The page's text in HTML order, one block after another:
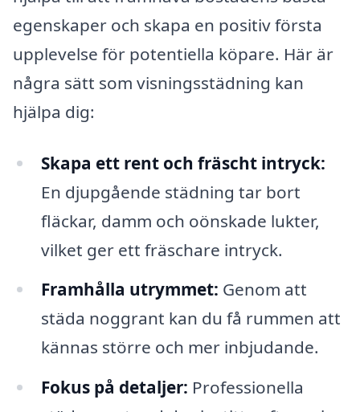
egenskaper och skapa en positiv första
upplevelse för potentiella köpare. Här är
några sätt som visningsstädning kan
hjälpa dig:
Skapa ett rent och fräscht intryck:
En djupgående städning tar bort
fläckar, damm och oönskade lukter,
vilket ger ett fräschare intryck.
Framhålla utrymmet: Genom att
städa noggrant kan du få rummen att
kännas större och mer inbjudande.
Fokus på detaljer: Professionella